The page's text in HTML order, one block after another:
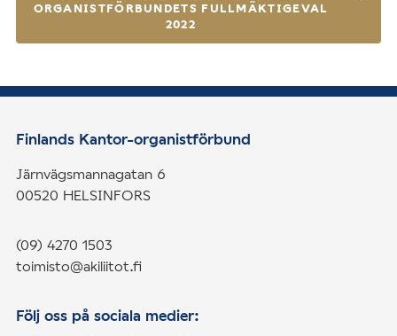
ORGANISTFÖRBUNDETS FULLMÄKTIGEVAL
2022
Finlands Kantor-organistförbund
Järnvägsmannagatan 6
00520 HELSINFORS
(09) 4270 1503
toimisto@akiliitot.fi
Följ oss på sociala medier: